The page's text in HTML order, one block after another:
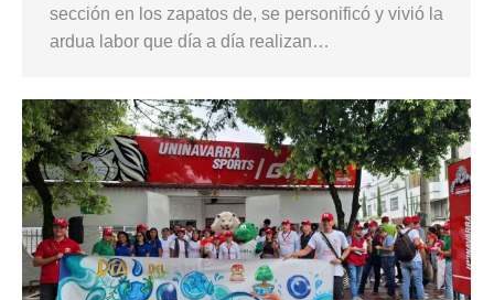
sección en los zapatos de, se personificó y vivió la
ardua labor que día a día realizan…